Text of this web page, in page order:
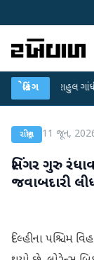
બ્રેકિંગ
રાહુલ ગાંધીએ કેન્દ્ર પર
રાષ્ટ્રીય 11 જૂન,
સિંગર ગુરુ
જવાબદારી
દિલ્હીના પશ્ચિમ